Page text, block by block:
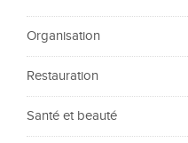
Organisation
Restauration
Santé et beauté